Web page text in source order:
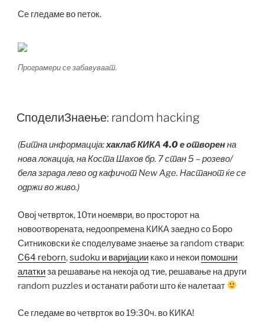
Се гледаме во петок.
Програмери се забавуваат.
СподелиЗнаење: random hacking
(Битна информација:хаклаб КИКА 4.0 е отворенна
нова локација, на Коста Шахов бр. 7 стан 5 – розево/
бела зграда лево од кафичот New Age. Настанот ќе се
одржи во живо.)
Овој четврток, 10ти ноември, во просторот на
новоотворената, недоопремена КИКА заедно со Боро
Ситниковски ќе споделуваме знаење за random ствари:
C64 reborn,sudoku и варијации како и некои помошни
алаткиза решавање на некоја од тие, решавање на други
random puzzles и останати работи што ќе налетаат
Се гледаме во четврток во 19:30ч. во КИКА!